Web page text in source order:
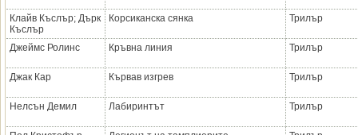
Клайв Къслър; Дърк
Къслър
Корсиканска сянка Трилър
Джеймс Ролинс Кръвна линия Трилър
Джак Кар Кървав изгрев Трилър
Нелсън Демил Лабиринтът Трилър